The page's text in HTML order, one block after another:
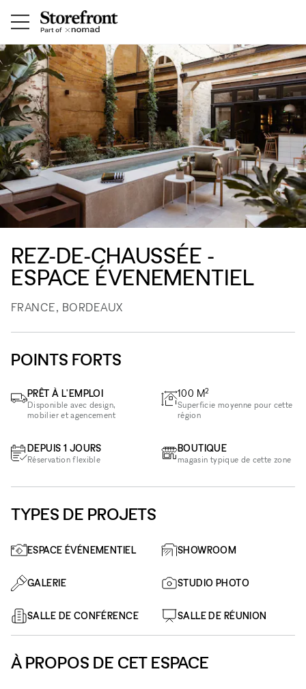
REZ-DE-CHAUSSÉE -
ESPACE ÉVENEMENTIEL
FRANCE, BORDEAUX
POINTS FORTS
PRÊT À L'EMPLOI
Disponible avec design,
mobilier et agencement
DEPUIS 1 JOURS
Réservation flexible
100 M2
Superficie moyenne pour cette
région
BOUTIQUE
magasin typique de cette zone
TYPES DE PROJETS
ESPACE ÉVÉNEMENTIEL SHOWROOM
GALERIE STUDIO PHOTO
SALLE DE CONFÉRENCE SALLE DE RÉUNION
À PROPOS DE CET ESPACE